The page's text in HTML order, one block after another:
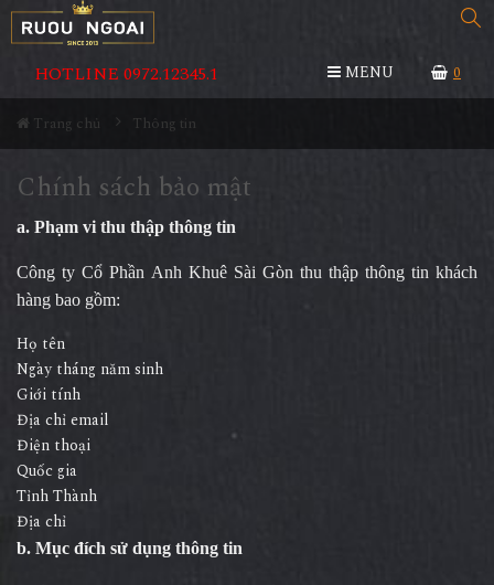
0
HOTLINE 0972.12345.1 MENU
Trang chủ Thông tin
Chính sách bảo mật
a. Phạm vi thu thập thông tin
Công ty Cổ Phần Anh Khuê Sài Gòn thu thập thông tin khách
hàng bao gồm:
Họ tên
Ngày tháng năm sinh
Giới tính
Địa chỉ email
Điện thoại
Quốc gia
Tỉnh Thành
Địa chỉ
b. Mục đích sử dụng thông tin